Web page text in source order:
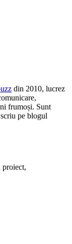
din 2010, lucrez
frumoși. Sunt
pe blogul
proiect,